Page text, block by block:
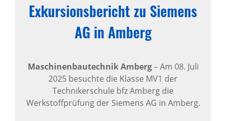
Exkursionsbericht zu Siemens
AG in Amberg
Maschinenbautechnik Amberg–Am 08. Juli
2025 besuchte die Klasse MV1 der
Technikerschule bfz Amberg die
Werkstoffprüfung der Siemens AG in Amberg.